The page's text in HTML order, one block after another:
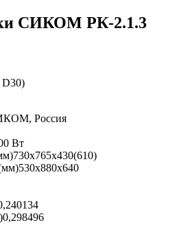
СИКОМ РК-2.1.3
D30)
Россия
Вт
730x765x430(610)
530x880x640
0,298496